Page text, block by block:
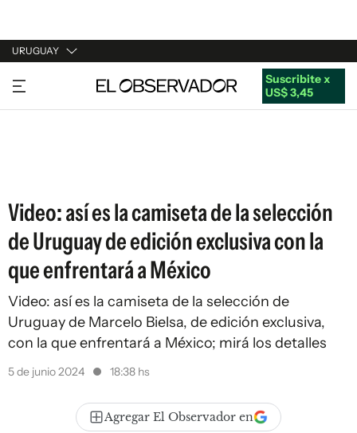
URUGUAY
URUGUAY
ARGENTINA
Suscribite x
US$ 3,45
Video: así es la camiseta de la selección
de Uruguay de edición exclusiva con la
que enfrentará a México
Video: así es la camiseta de la selección de
Uruguay de Marcelo Bielsa, de edición exclusiva,
con la que enfrentará a México; mirá los detalles
5 de junio 2024 18:38 hs
Agregar El Observador en